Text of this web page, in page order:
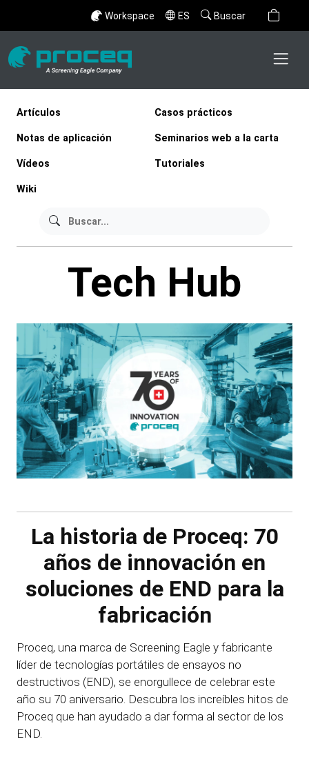
Workspace ES Buscar
Artículos Casos prácticos
Notas de aplicación Seminarios web a la carta
Vídeos Tutoriales
Wiki
Tech Hub
La historia de Proceq: 70
años de innovación en
soluciones de END para la
fabricación
Proceq, una marca de Screening Eagle y fabricante
líder de tecnologías portátiles de ensayos no
destructivos (END), se enorgullece de celebrar este
año su 70 aniversario. Descubra los increíbles hitos de
Proceq que han ayudado a dar forma al sector de los
END.